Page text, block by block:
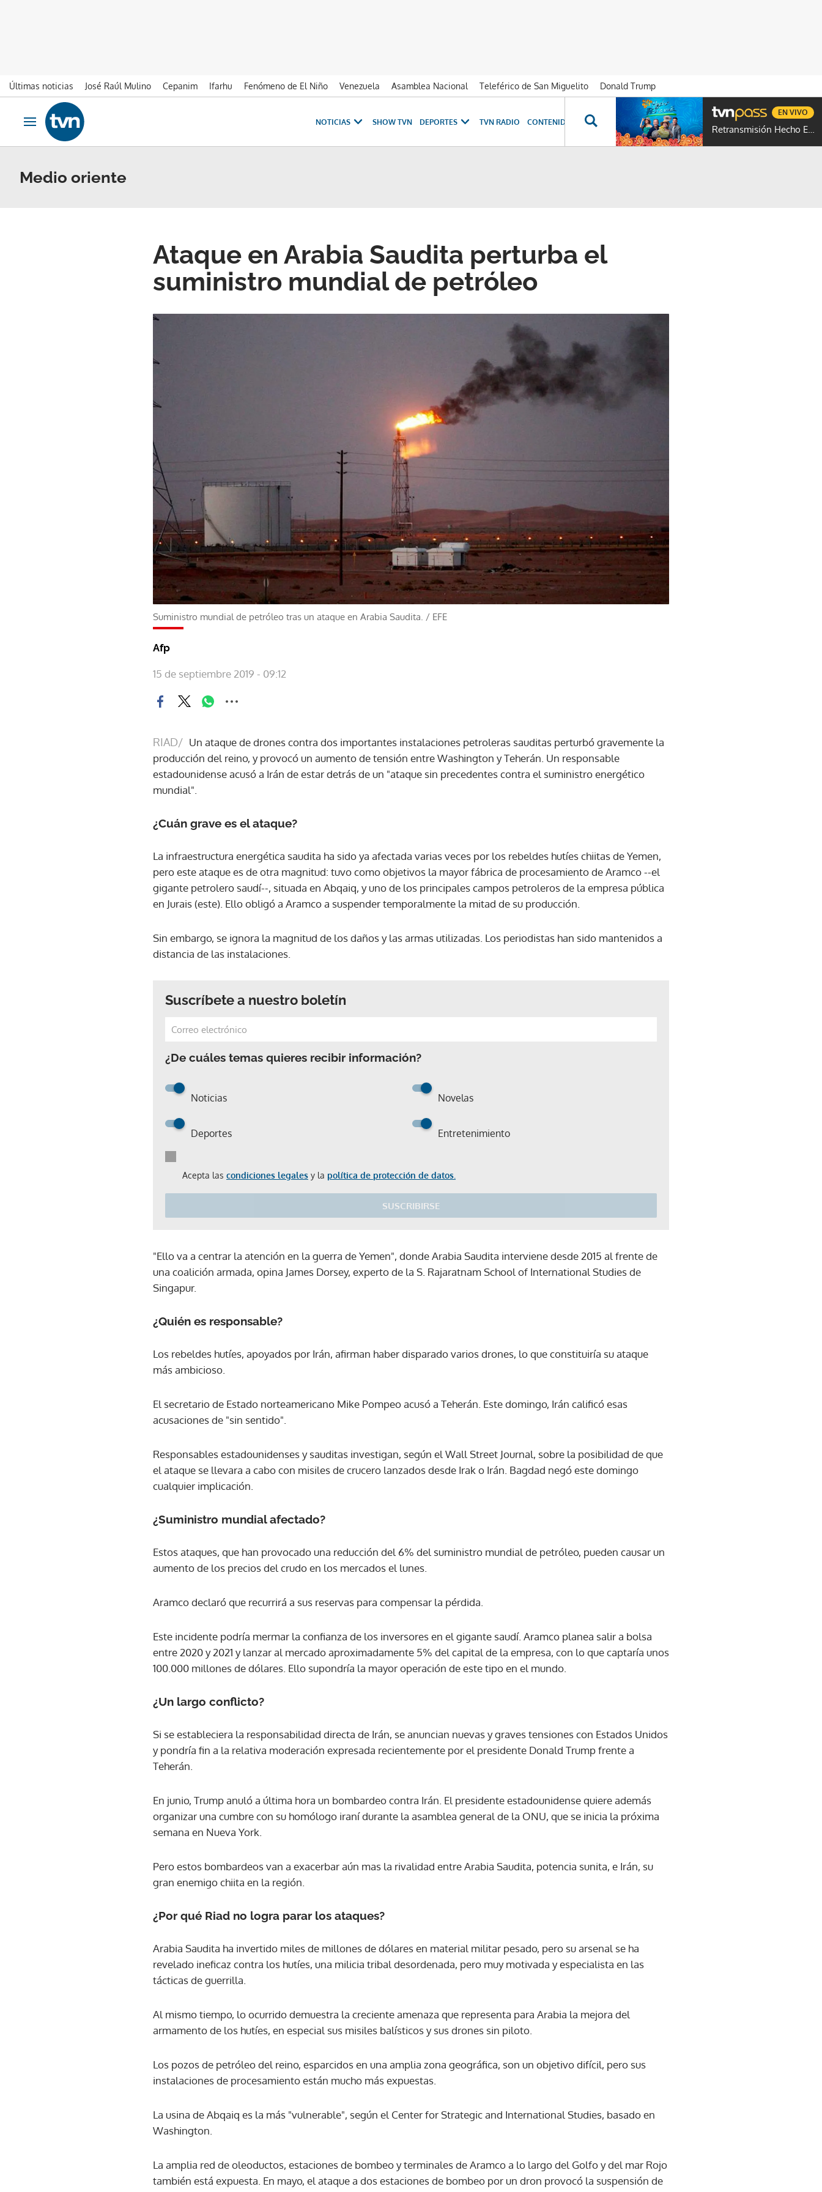
Últimas noticias José Raúl Mulino Cepanim Ifarhu Fenómeno de El Niño Venezuela Asamblea Nacional Teleférico de San Miguelito
Donald Trump
Ir al contenido
Obrir navegació
NOTICIAS SHOW TVN DEPORTES TVN RADIO CONTENIDOS ESPECIALES NOVELAS PROGRAMAS GENTE TVN
Retransmisión Hecho En Panamá
EN VIVO
Medio oriente
Ataque en Arabia Saudita perturba el
suministro mundial de petróleo
Suministro mundial de petróleo tras un ataque en Arabia Saudita. / EFE
Afp
15 de septiembre 2019 - 09:12
RIAD/ Un ataque de drones contra dos importantes instalaciones petroleras sauditas perturbó gravemente la
producción del reino, y provocó un aumento de tensión entre Washington y Teherán. Un responsable
estadounidense acusó a Irán de estar detrás de un "ataque sin precedentes contra el suministro energético
mundial".
¿Cuán grave es el ataque?
La infraestructura energética saudita ha sido ya afectada varias veces por los rebeldes hutíes chiitas de Yemen,
pero este ataque es de otra magnitud: tuvo como objetivos la mayor fábrica de procesamiento de Aramco --el
gigante petrolero saudí--, situada en Abqaiq, y uno de los principales campos petroleros de la empresa pública
en Jurais (este). Ello obligó a Aramco a suspender temporalmente la mitad de su producción.
Sin embargo, se ignora la magnitud de los daños y las armas utilizadas. Los periodistas han sido mantenidos a
distancia de las instalaciones.
Suscríbete a nuestro boletín
¿De cuáles temas quieres recibir información?
Noticias Novelas
Deportes Entretenimiento
Acepta las condiciones legales y la política de protección de datos.
SUSCRIBIRSE
ACEPTAR
"Ello va a centrar la atención en la guerra de Yemen", donde Arabia Saudita interviene desde 2015 al frente de
una coalición armada, opina James Dorsey, experto de la S. Rajaratnam School of International Studies de
Singapur.
¿Quién es responsable?
Los rebeldes hutíes, apoyados por Irán, afirman haber disparado varios drones, lo que constituiría su ataque
más ambicioso.
El secretario de Estado norteamericano Mike Pompeo acusó a Teherán. Este domingo, Irán calificó esas
acusaciones de "sin sentido".
Responsables estadounidenses y sauditas investigan, según el Wall Street Journal, sobre la posibilidad de que
el ataque se llevara a cabo con misiles de crucero lanzados desde Irak o Irán. Bagdad negó este domingo
cualquier implicación.
¿Suministro mundial afectado?
Estos ataques, que han provocado una reducción del 6% del suministro mundial de petróleo, pueden causar un
aumento de los precios del crudo en los mercados el lunes.
Aramco declaró que recurrirá a sus reservas para compensar la pérdida.
Este incidente podría mermar la confianza de los inversores en el gigante saudí. Aramco planea salir a bolsa
entre 2020 y 2021 y lanzar al mercado aproximadamente 5% del capital de la empresa, con lo que captaría unos
100.000 millones de dólares. Ello supondría la mayor operación de este tipo en el mundo.
¿Un largo conflicto?
Si se estableciera la responsabilidad directa de Irán, se anuncian nuevas y graves tensiones con Estados Unidos
y pondría fin a la relativa moderación expresada recientemente por el presidente Donald Trump frente a
Teherán.
En junio, Trump anuló a última hora un bombardeo contra Irán. El presidente estadounidense quiere además
organizar una cumbre con su homólogo iraní durante la asamblea general de la ONU, que se inicia la próxima
semana en Nueva York.
Pero estos bombardeos van a exacerbar aún mas la rivalidad entre Arabia Saudita, potencia sunita, e Irán, su
gran enemigo chiita en la región.
¿Por qué Riad no logra parar los ataques?
Arabia Saudita ha invertido miles de millones de dólares en material militar pesado, pero su arsenal se ha
revelado ineficaz contra los hutíes, una milicia tribal desordenada, pero muy motivada y especialista en las
tácticas de guerrilla.
Al mismo tiempo, lo ocurrido demuestra la creciente amenaza que representa para Arabia la mejora del
armamento de los hutíes, en especial sus misiles balísticos y sus drones sin piloto.
Los pozos de petróleo del reino, esparcidos en una amplia zona geográfica, son un objetivo difícil, pero sus
instalaciones de procesamiento están mucho más expuestas.
La usina de Abqaiq es la más "vulnerable", según el Center for Strategic and International Studies, basado en
Washington.
La amplia red de oleoductos, estaciones de bombeo y terminales de Aramco a lo largo del Golfo y del mar Rojo
también está expuesta. En mayo, el ataque a dos estaciones de bombeo por un dron provocó la suspensión de